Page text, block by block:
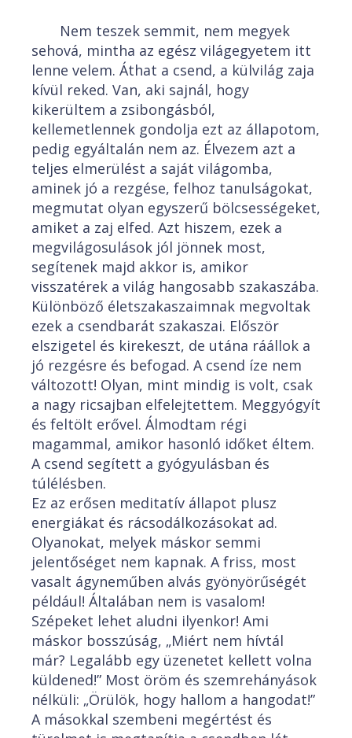
Nem teszek semmit, nem megyek
sehová, mintha az egész világegyetem itt
lenne velem. Áthat a csend, a külvilág zaja
kívül reked. Van, aki sajnál, hogy
kikerültem a zsibongásból,
kellemetlennek gondolja ezt az állapotom,
pedig egyáltalán nem az. Élvezem azt a
teljes elmerülést a saját világomba,
aminek jó a rezgése, felhoz tanulságokat,
megmutat olyan egyszerű bölcsességeket,
amiket a zaj elfed. Azt hiszem, ezek a
megvilágosulások jól jönnek most,
segítenek majd akkor is, amikor
visszatérek a világ hangosabb szakaszába.
Különböző életszakaszaimnak megvoltak
ezek a csendbarát szakaszai. Először
elszigetel és kirekeszt, de utána ráállok a
jó rezgésre és befogad. A csend íze nem
változott! Olyan, mint mindig is volt, csak
a nagy ricsajban elfelejtettem. Meggyógyít
és feltölt erővel. Álmodtam régi
magammal, amikor hasonló időket éltem.
A csend segített a gyógyulásban és
túlélésben.
Ez az erősen meditatív állapot plusz
energiákat és rácsodálkozásokat ad.
Olyanokat, melyek máskor semmi
jelentőséget nem kapnak. A friss, most
vasalt ágyneműben alvás gyönyörűségét
például! Általában nem is vasalom!
Szépeket lehet aludni ilyenkor! Ami
máskor bosszúság, „Miért nem hívtál
már? Legalább egy üzenetet kellett volna
küldened!” Most öröm és szemrehányások
nélküli: „Örülök, hogy hallom a hangodat!”
A másokkal szembeni megértést és